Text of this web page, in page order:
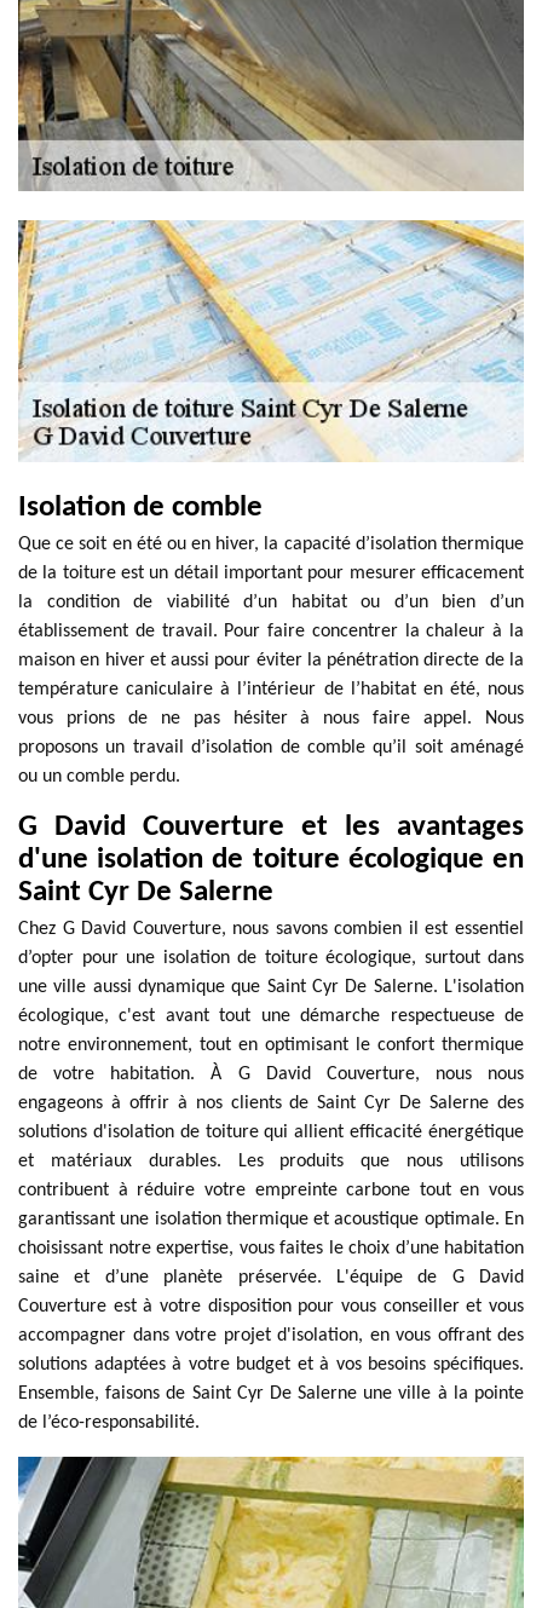
Isolation de comble
Que ce soit en été ou en hiver, la capacité d’isolation thermique
de la toiture est un détail important pour mesurer efficacement
la condition de viabilité d’un habitat ou d’un bien d’un
établissement de travail. Pour faire concentrer la chaleur à la
maison en hiver et aussi pour éviter la pénétration directe de la
température caniculaire à l’intérieur de l’habitat en été, nous
vous prions de ne pas hésiter à nous faire appel. Nous
proposons un travail d’isolation de comble qu’il soit aménagé
ou un comble perdu.
G David Couverture et les avantages
d'une isolation de toiture écologique en
Saint Cyr De Salerne
Chez G David Couverture, nous savons combien il est essentiel
d’opter pour une isolation de toiture écologique, surtout dans
une ville aussi dynamique que Saint Cyr De Salerne. L'isolation
écologique, c'est avant tout une démarche respectueuse de
notre environnement, tout en optimisant le confort thermique
de votre habitation. À G David Couverture, nous nous
engageons à offrir à nos clients de Saint Cyr De Salerne des
solutions d'isolation de toiture qui allient efficacité énergétique
et matériaux durables. Les produits que nous utilisons
contribuent à réduire votre empreinte carbone tout en vous
garantissant une isolation thermique et acoustique optimale. En
choisissant notre expertise, vous faites le choix d’une habitation
saine et d’une planète préservée. L'équipe de G David
Couverture est à votre disposition pour vous conseiller et vous
accompagner dans votre projet d'isolation, en vous offrant des
solutions adaptées à votre budget et à vos besoins spécifiques.
Ensemble, faisons de Saint Cyr De Salerne une ville à la pointe
de l’éco-responsabilité.